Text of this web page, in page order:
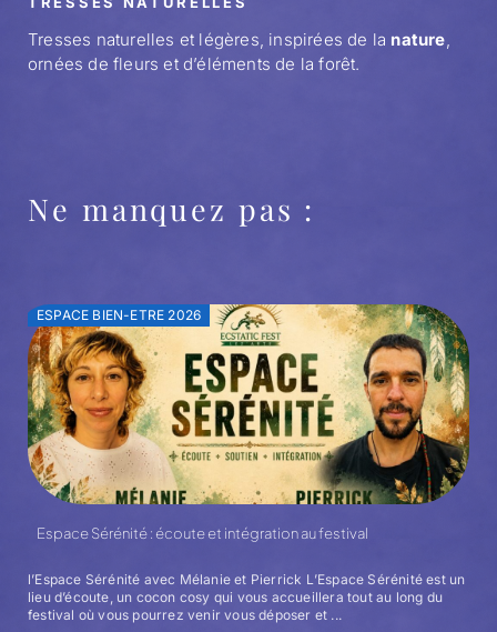
Tresses naturelles et légères, inspirées de la nature,
ornées de fleurs et d’éléments de la forêt.
Ne manquez pas :
ESPACE BIEN-ETRE 2026
Espace Sérénité : écoute et intégration au festival
l’Espace Sérénité avec Mélanie et Pierrick L’Espace Sérénité est un
lieu d’écoute, un cocon cosy qui vous accueillera tout au long du
festival où vous pourrez venir vous déposer et ...